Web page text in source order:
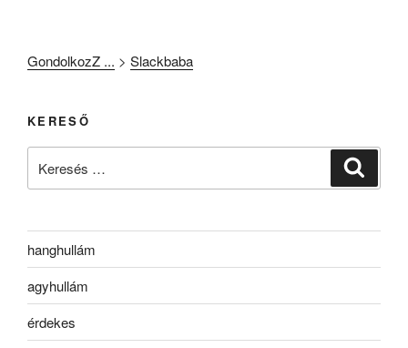
GondolkozZ ... > Slackbaba
KERESŐ
hanghullám
agyhullám
érdekes